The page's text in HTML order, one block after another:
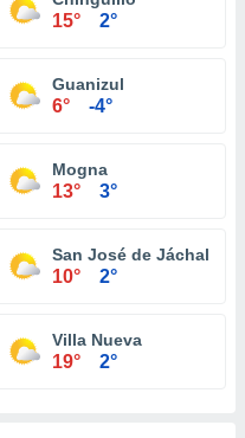
15° 2°
Guanizul
6° -4°
Mogna
13° 3°
San José de Jáchal
10° 2°
Villa Nueva
19° 2°